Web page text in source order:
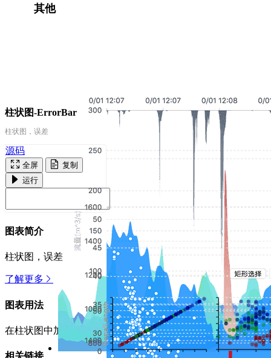
其他
柱状图-ErrorBar
柱状图，误差
源码
全屏
复制
运行
图表简介
柱状图，误差
了解更多
图表用法
在柱状图中加入误差